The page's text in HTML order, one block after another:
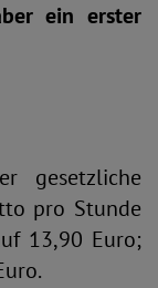
ein erster
gesetzliche
pro Stunde
13,90 Euro;